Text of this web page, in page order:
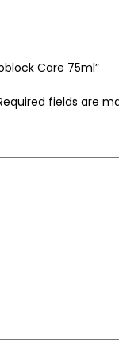
Care 75ml”
fields are